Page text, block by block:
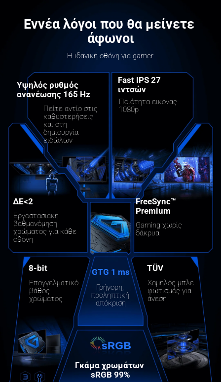
Εννέα λόγοι που θα μείνετε
άφωνοι
Η ιδανική οθόνη για gamer
Υψηλός ρυθμός
ανανέωσης 165 Hz
Fast IPS 27
ιντσών
Πείτε αντίο στις
καθυστερήσεις
και στη
δημιουργία
ειδώλων
Ποιότητα εικόνας
1080p
ΔE<2
Εργοστασιακή
βαθμονόμηση
χρώματος για κάθε
οθόνη
FreeSync™
Premium
Gaming χωρίς
δάκρυα
8-bit GTG 1 ms TÜV
Επαγγελματικό
βάθος
χρώματος
Γρήγορη,
προληπτική
απόκριση
Χαμηλός μπλε
φωτισμός για
άνεση
Γκάμα χρωμάτων
sRGB 99%